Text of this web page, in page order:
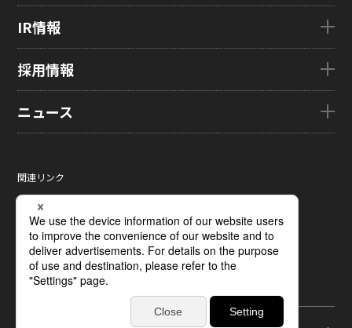
グローバル子会社
HMO
Rælclear
医療・産業・デジタルカメラ用ディスプレイ
液晶メタサーフェス反射板
X線センサー
指紋センサー
圧力分布センサー
光学式薄型イメージセンサー
ディスプレイの基礎
受託加工および研究開発サポート
トップメッセージ
環境
ガバナンス
サステナビリティ資料室
IR情報
経営方針
株式・株主情報
IRカレンダー
電子公告
採用情報
新卒採用情報
人財像/人財マネジメント基本方針
会社の人財育成/若手人財育成体系
ひとめでわかるJDI
採用に関するよくあるご質問
ニュース
メディア掲載
タグ一覧
関連リンク
サイトマップ
サイトのご利用条件
個人情報保護方針
ソーシャルメディアポリシー